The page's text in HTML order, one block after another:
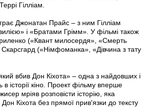
Гілліам.
Джонатан Прайс – з ним Гілліам
і «Братами Грімм». У фільмі також
(«Квант милосердя», «Смерть
(«Німфоманка», «Дівчина з тату
вбив Дон Кіхота» – одна з найдовших і
історії кіно. Проект фільму вперше
мріяв розповісти історію, яка
Дон Кіхота без прямої прив'язки до тексту